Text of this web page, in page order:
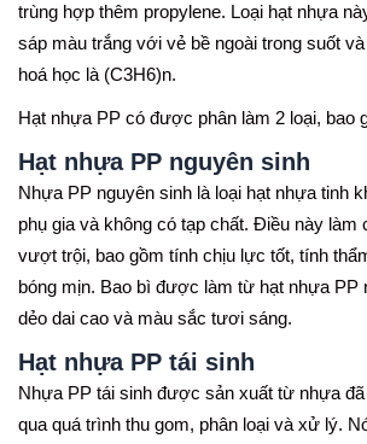
trùng hợp thêm propylene. Loại hạt nhựa
sáp màu trắng với vẻ bề ngoài trong suốt
hoá học là (C3H6)n.
Hạt nhựa PP có được phân làm 2 loại, bao
Hạt nhựa PP nguyên sinh
Nhựa PP nguyên sinh là loại hạt nhựa tinh
phụ gia và không có tạp chất. Điều này làm
vượt trội, bao gồm tính chịu lực tốt, tính
bóng mịn. Bao bì được làm từ hạt nhựa PP
dẻo dai cao và màu sắc tươi sáng.
Hạt nhựa PP tái sinh
Nhựa PP tái sinh được sản xuất từ nhựa
qua quá trình thu gom, phân loại và xử lý.